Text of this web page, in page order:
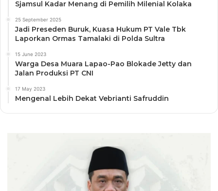
Sjamsul Kadar Menang di Pemilih Milenial Kolaka
25 September 2025
Jadi Preseden Buruk, Kuasa Hukum PT Vale Tbk
Laporkan Ormas Tamalaki di Polda Sultra
15 June 2023
Warga Desa Muara Lapao-Pao Blokade Jetty dan
Jalan Produksi PT CNI
17 May 2023
Mengenal Lebih Dekat Vebrianti Safruddin